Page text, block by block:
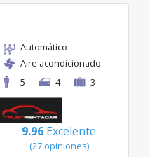
Automático
Aire acondicionado
5
4 3
9.96 Excelente
(27 opiniones)